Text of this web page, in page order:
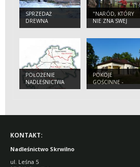
SPRZEDAŻ
DREWNA
"NARÓD, KTÓRY
NIE ZNA SWEJ
HISTORII SKAZANY
PRZEŻYCIE".
POŁOŻENIE
NADLEŚNICTWA
SKRWILNO
POKOJE
GOŚCINNE -
SKRWILNO
KONTAKT:
Nadleśnictwo Skrwilno
ul. Leśna 5